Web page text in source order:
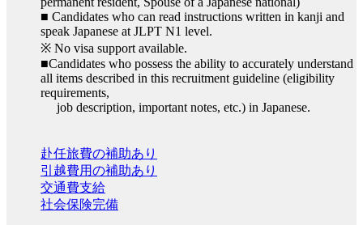
■ Candidates who can read instructions written in kanji and
speak Japanese at JLPT N1 level.
※ No visa support available.
■Candidates who possess the ability to accurately understand
all items described in this recruitment guideline (eligibility
requirements,
job description, important notes, etc.) in Japanese.
赴任旅費の補助あり
引越費用の補助あり
交通費支給
社会保険完備